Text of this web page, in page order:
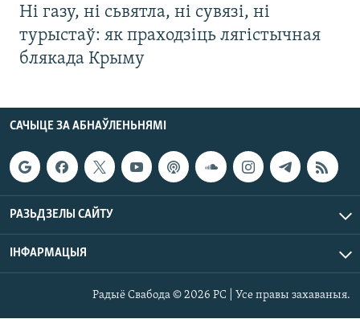
Ні газу, ні сьвятла, ні сувязі, ні
турыстаў: як праходзіць лягістычная
блякада Крыму
САЧЫЦЕ ЗА АБНАЎЛЕНЬНЯМІ
РАЗЬДЗЕЛЫ САЙТУ
ІНФАРМАЦЫЯ
Радыё Свабода © 2026 РС | Усе правы захаваныя.